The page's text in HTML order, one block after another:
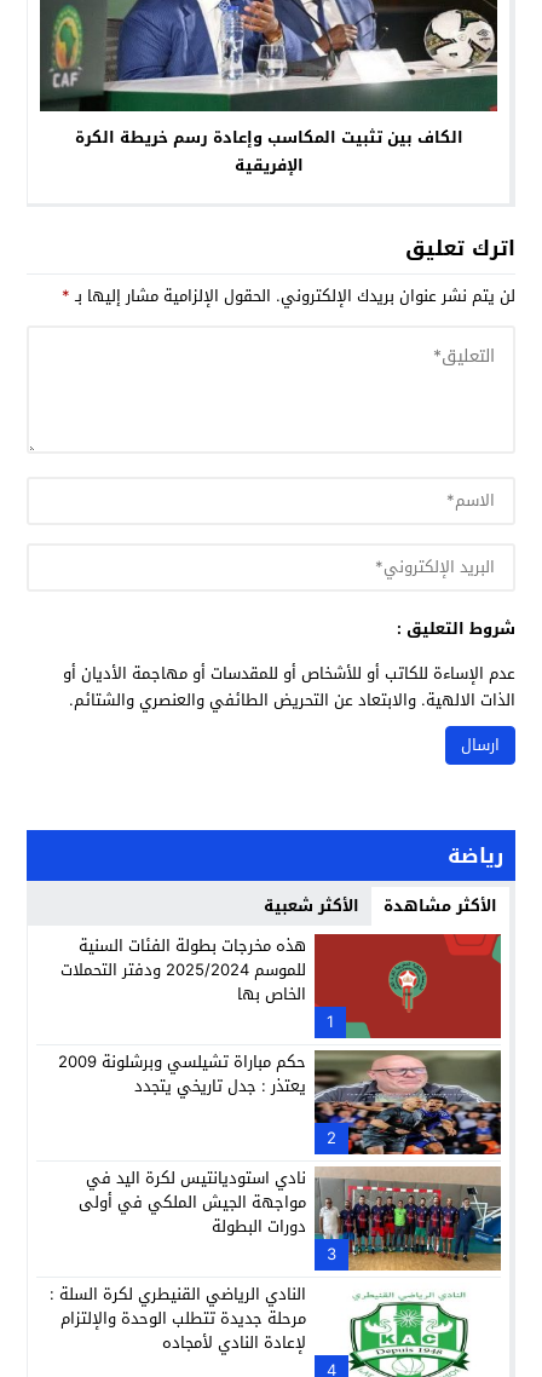
الكاف بين تثبيت المكاسب وإعادة رسم خريطة الكرة
الإفريقية
اترك تعليق
لن يتم نشر عنوان بريدك الإلكتروني. الحقول الإلزامية مشار إليها بـ*
شروط التعليق :
عدم الإساءة للكاتب أو للأشخاص أو للمقدسات أو مهاجمة الأديان أو
الذات الالهية. والابتعاد عن التحريض الطائفي والعنصري والشتائم.
رياضة
الأكثر مشاهدة الأكثر شعبية
1
هذه مخرجات بطولة الفئات السنية
للموسم 2025/2024 ودفتر التحملات
الخاص بها
2
حكم مباراة تشيلسي وبرشلونة 2009
يعتذر : جدل تاريخي يتجدد
3
نادي استوديانتيس لكرة اليد في
مواجهة الجيش الملكي في أولى
دورات البطولة
4
النادي الرياضي القنيطري لكرة السلة :
مرحلة جديدة تتطلب الوحدة والإلتزام
لإعادة النادي لأمجاده